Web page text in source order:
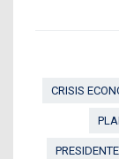
CRISIS